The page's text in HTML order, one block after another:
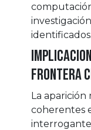
identificados.
frontera
La
coherentes